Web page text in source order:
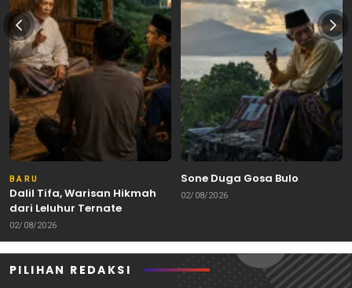
BARU
Dalil Tifa, Warisan Hikmah
dari Leluhur Ternate
02/08/2026
Sone Duga Gosa Bulo
02/08/2026
PILIHAN REDAKSI